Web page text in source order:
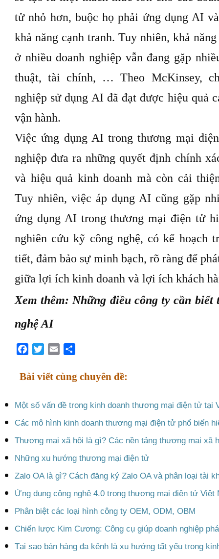
tử nhỏ hơn, buộc họ phải ứng dụng AI
khả năng cạnh tranh. Tuy nhiên, khả
ở nhiều doanh nghiệp vẫn đang gặp
thuật, tài chính, … Theo McKinsey,
nghiệp sử dụng AI đã đạt được hiệu quả
vận hành.
Việc ứng dụng AI trong thương mại
nghiệp đưa ra những quyết định chính
và hiệu quả kinh doanh mà còn cải
Tuy nhiên, việc áp dụng AI cũng gặp
ứng dụng AI trong thương mại điện tử
nghiên cứu kỹ công nghệ, có kế hoạch
tiết, đảm bảo sự minh bạch, rõ ràng để
giữa lợi ích kinh doanh và lợi ích khách
Xem thêm: Những điều công ty cần
nghệ AI
Facebook
TwitterEmail
Bài viết cùng chuyên đề:
Một số vấn đề trong kinh doanh thương mại điện tử tại
Các mô hình kinh doanh thương mại điện tử phổ biến
Thương mại xã hội là gì? Các nền tảng thương mại xã
Những xu hướng thương mại điện tử
Zalo OA là gì? Cách đăng ký Zalo OA và phân loại tài
Ứng dụng công nghệ 4.0 trong thương mại điện tử Việt
Phân biệt các loại hình công ty OEM, ODM, OBM
Chiến lược Kim Cương: Công cụ giúp doanh nghiệp
Tại sao bán hàng đa kênh là xu hướng tất yếu trong